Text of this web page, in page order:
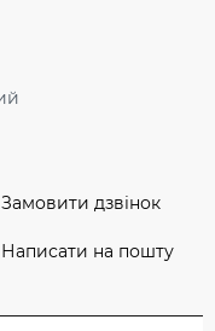
Замовити дзвінок
Написати на пошту